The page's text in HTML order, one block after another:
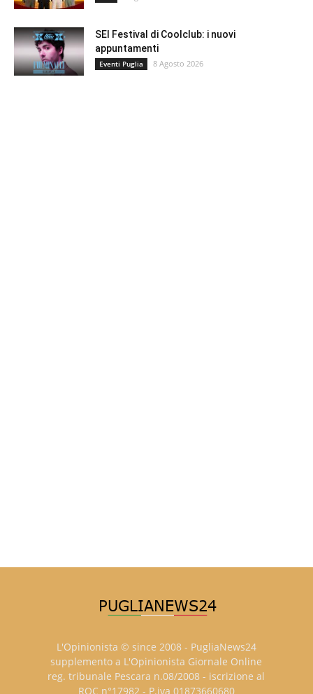
SEI Festival di Coolclub: i nuovi
appuntamenti
Eventi Puglia 8 Agosto 2026
L'Opinionista © since 2008 - PugliaNews24
supplemento a L'Opinionista Giornale Online
reg. tribunale Pescara n.08/2008 - iscrizione al
ROC n°17982 - P.iva 01873660680